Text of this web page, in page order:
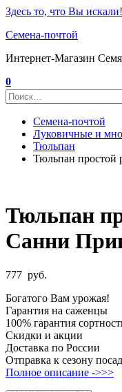
Здесь то, что Вы искали!
Семена-почтой
Интернет-Магазин
0
Семена-почтой
Луковичные и
Тюльпан
Тюльпан
Тюльпан
Санни
777 руб.
Богатого Вам урожая!
Гарантия на саженцы
100% гарантия
Скидки и акции
Доставка по России
Отправка к сезону
Полное описание ->>>